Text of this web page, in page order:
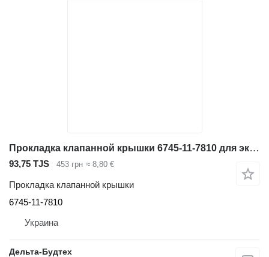
Прокладка клапанной крышки 6745-11-7810 для экскаватора
93,75 TJS 453 грн ≈ 8,80 €
Прокладка клапанной крышки
6745-11-7810
Украина
Дельта-Будтех